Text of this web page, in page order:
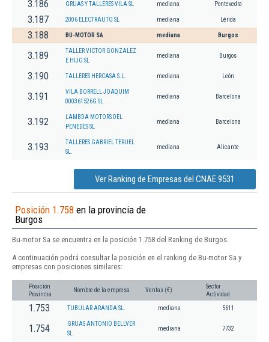
3.186 GRUAS Y TALLERES VILA SL mediana Pontevedra
3.187 2006 ELECTRAUTO SL mediana Lérida
3.188 BU-MOTOR SA mediana Burgos
3.189
TALLER VICTOR GONZALEZ
E HIJO SL
mediana Burgos
3.190 TALLERES HERCASA S.L. mediana León
3.191
VILA BORRELL JOAQUIM
000361526G SL
mediana Barcelona
3.192
LAMBDA MOTORS DEL
PENEDES SL
mediana Barcelona
3.193
TALLERES GABRIEL TERUEL
SL.
mediana Alicante
Ver Ranking de Empresas del CNAE 9531
Posición 1.758 en la provincia de
Burgos
Bu-motor Sa se encuentra en la posición 1.758 del Ranking de Burgos.
A continuación podrá consultar la posición en el ranking de Bu-motor Sa y
empresas con posiciones similares:
Posición
Provincia
Nombre de la empresa Ventas (€)
Sector
Actividad
1.753 TUBULAR ARANDA SL. mediana 5611
1.754
GRUAS ANTONIO BELLVER
SL
mediana 7732